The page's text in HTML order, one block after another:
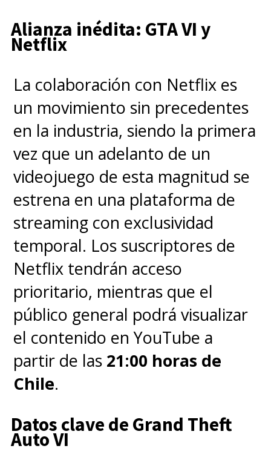
Alianza inédita: GTA VI y
Netflix
La colaboración con Netflix es
un movimiento sin precedentes
en la industria, siendo la primera
vez que un adelanto de un
videojuego de esta magnitud se
estrena en una plataforma de
streaming con exclusividad
temporal. Los suscriptores de
Netflix tendrán acceso
prioritario, mientras que el
público general podrá visualizar
el contenido en YouTube a
partir de las 21:00 horas de
Chile.
Datos clave de Grand Theft
Auto VI